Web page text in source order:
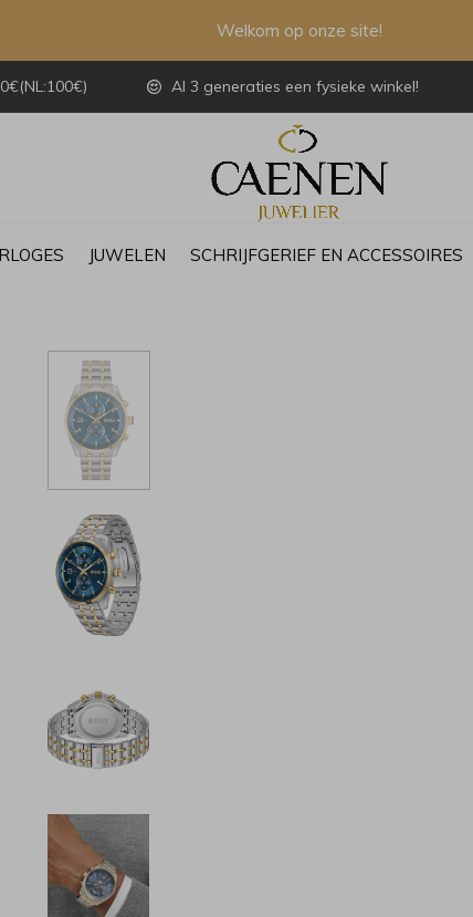
JUWELEN SCHRIJFGERIEF EN ACCESSOIRES
Al 3 generaties een fysieke winkel!
Welkom op onze site!